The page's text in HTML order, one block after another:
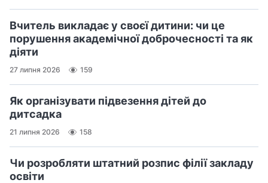
Вчитель викладає у своєї дитини: чи це
порушення академічної доброчесності та як
діяти
27 липня 2026 159
Як організувати підвезення дітей до
дитсадка
21 липня 2026 158
Чи розробляти штатний розпис філії закладу
освіти